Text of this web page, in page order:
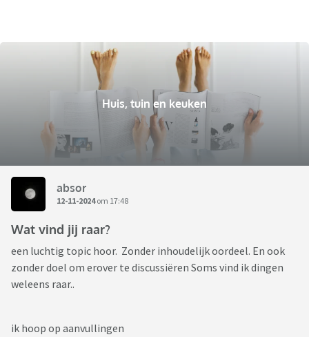
Huis, tuin en keuken
absor
12-11-2024om 17:48
Wat vind jij raar?
een luchtig topic hoor. Zonder inhoudelijk oordeel. En ook
zonder doel om erover te discussiëren Soms vind ik dingen
weleens raar..
ik hoop op aanvullingen